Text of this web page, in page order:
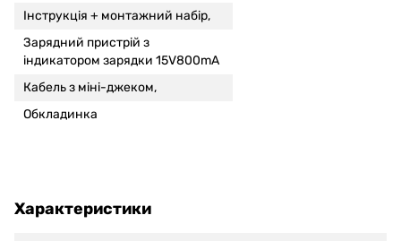
Інструкція + монтажний набір,
Зарядний пристрій з
індикатором зарядки 15V800mA
Кабель з міні-джеком,
Обкладинка
Характеристики